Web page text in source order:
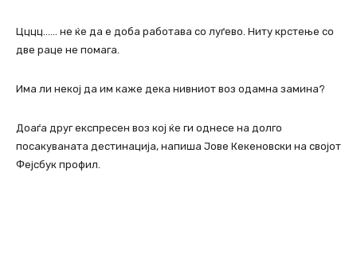
Цццц…… не ќе да е доба работава со луѓево. Ниту крстење со
две раце не помага.
Има ли некој да им каже дека нивниот воз одамна замина?
Доаѓа друг експресен воз кој ќе ги однесе на долго
посакуваната дестинација, напиша Јове Кекеновски на својот
Фејсбук профил.